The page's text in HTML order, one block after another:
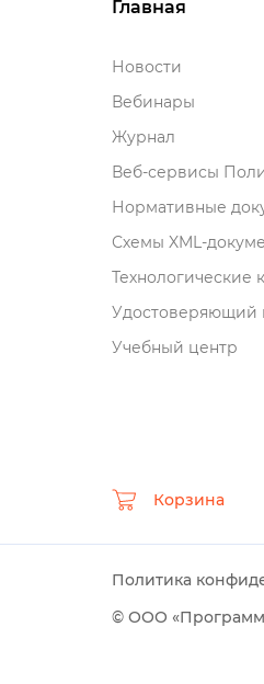
Главная
Новости
ебинары
Журнал
еб-сервисы
Нормативные
Схемы XML-
Технологические
Удостоверяющий
Учебный центр
Корзина
Политика
© ООО